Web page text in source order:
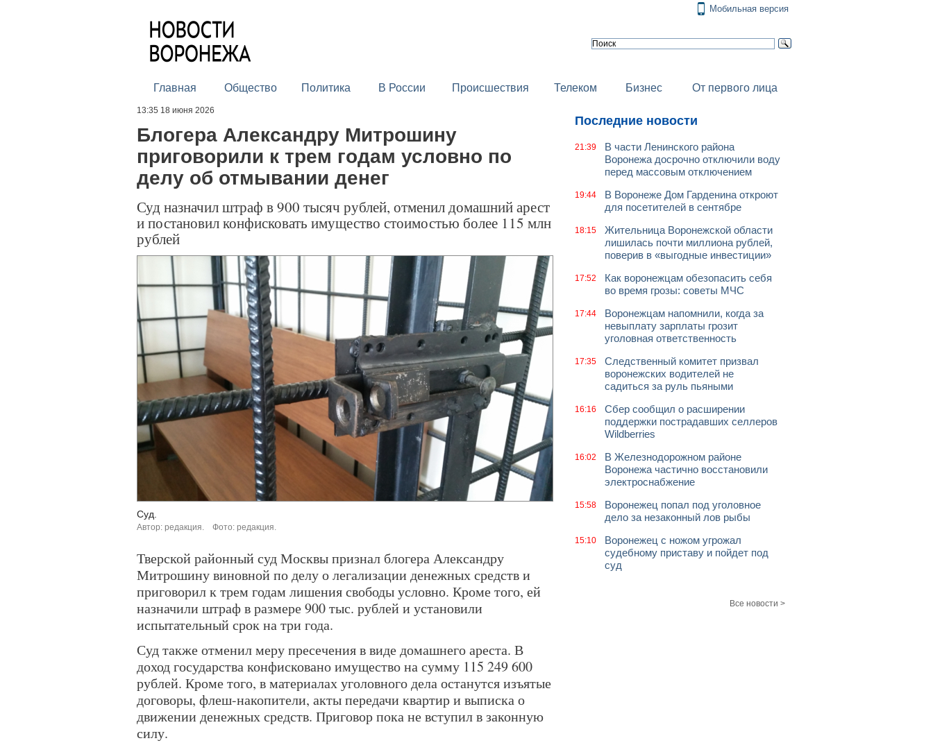
Мобильная версия
Главная Общество Политика В России Происшествия Телеком Бизнес От первого лица
13:35 18 июня 2026
Блогера Александру Митрошину
приговорили к трем годам условно по
делу об отмывании денег
Суд назначил штраф в 900 тысяч рублей, отменил домашний арест
и постановил конфисковать имущество стоимостью более 115 млн
рублей
Суд.
Автор: редакция. Фото: редакция.
Тверской районный суд Москвы признал блогера Александру
Митрошину виновной по делу о легализации денежных средств и
приговорил к трем годам лишения свободы условно. Кроме того, ей
назначили штраф в размере 900 тыс. рублей и установили
испытательный срок на три года.
Суд также отменил меру пресечения в виде домашнего ареста. В
доход государства конфисковано имущество на сумму 115 249 600
рублей. Кроме того, в материалах уголовного дела останутся изъятые
договоры, флеш-накопители, акты передачи квартир и выписка о
движении денежных средств. Приговор пока не вступил в законную
силу.
Последние новости
21:39
В части Ленинского района
Воронежа досрочно отключили воду
перед массовым отключением
19:44
В Воронеже Дом Гарденина откроют
для посетителей в сентябре
18:15
Жительница Воронежской области
лишилась почти миллиона рублей,
поверив в «выгодные инвестиции»
17:52
Как воронежцам обезопасить себя
во время грозы: советы МЧС
17:44
Воронежцам напомнили, когда за
невыплату зарплаты грозит
уголовная ответственность
17:35
Следственный комитет призвал
воронежских водителей не
садиться за руль пьяными
16:16
Сбер сообщил о расширении
поддержки пострадавших селлеров
Wildberries
16:02
В Железнодорожном районе
Воронежа частично восстановили
электроснабжение
15:58
Воронежец попал под уголовное
дело за незаконный лов рыбы
15:10
Воронежец с ножом угрожал
судебному приставу и пойдет под
суд
Все новости >